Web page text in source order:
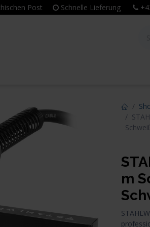
Post Schnelle Lieferung
m